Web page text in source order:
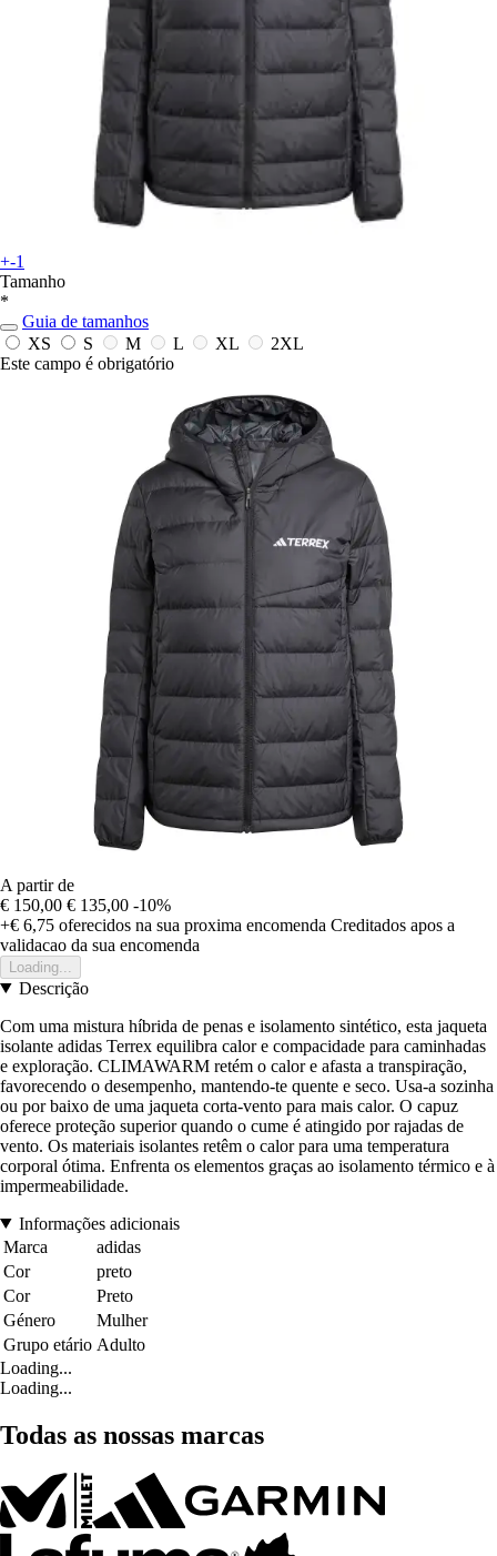
+-1
Tamanho
*
Guia de tamanhos
XS
S M L XL
2XL
Este campo é obrigatório
A partir de
€ 150,00 € 135,00 -10%
+€ 6,75 oferecidos na sua proxima encomenda Creditados apos a
validacao da sua encomenda
Loading...
Descrição
Com uma mistura híbrida de penas e isolamento sintético, esta jaqueta
isolante adidas Terrex equilibra calor e compacidade para caminhadas
e exploração. CLIMAWARM retém o calor e afasta a transpiração,
favorecendo o desempenho, mantendo-te quente e seco. Usa-a sozinha
ou por baixo de uma jaqueta corta-vento para mais calor. O capuz
oferece proteção superior quando o cume é atingido por rajadas de
vento. Os materiais isolantes retêm o calor para uma temperatura
corporal ótima. Enfrenta os elementos graças ao isolamento térmico e à
impermeabilidade.
Informações adicionais
Marca
adidas
Cor
preto
Cor
Preto
Género
Mulher
Grupo etário Adulto
Loading...
Loading...
Todas as nossas marcas